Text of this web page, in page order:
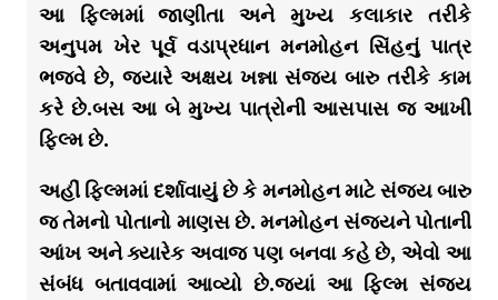
આ ફિલ્મમાં જાણીતા અને મુખ્ય કલાકાર તરીકે
અનુપમ ખેર પૂર્વ વડાપ્રધાન મનમોહન સિંહનું પાત્ર
ભજવે છે, જ્યારે અક્ષય ખન્ના સંજય બારુ તરીકે કામ
કરે છે.બસ આ બે મુખ્ય પાત્રોની આસપાસ જ આખી
ફિલ્મ છે.
અહીં ફિલ્મમાં દર્શાવાયું છે કે મનમોહન માટે સંજય બારુ
જ તેમનો પોતાનો માણસ છે. મનમોહન સંજયને પોતાની
આંખ અને ક્યારેક અવાજ પણ બનવા કહે છે, એવો આ
સંબંધ બતાવવામાં આવ્યો છે.જ્યાં આ ફિલ્મ સંજય